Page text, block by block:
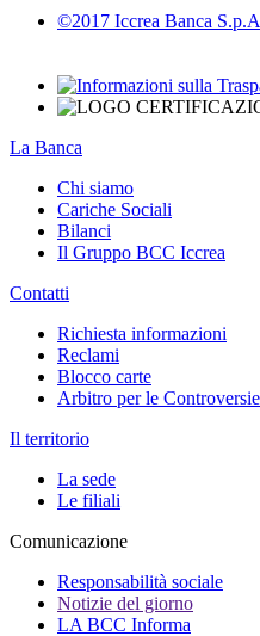
©2017 Iccrea Banca S.p.A
La Banca
Chi siamo
Cariche Sociali
Bilanci
Il Gruppo BCC Iccrea
Contatti
Richiesta informazioni
Reclami
Blocco carte
Arbitro per le
Il territorio
La sede
Le filiali
Comunicazione
Responsabilità sociale
Notizie del giorno
LA BCC Informa